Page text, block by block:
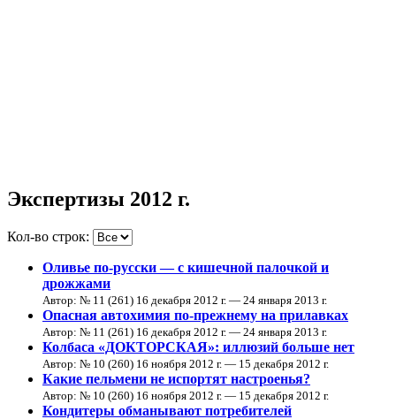
Экспертизы 2012 г.
Кол-во строк:
Оливье по-русски — с кишечной палочкой и
дрожжами
Автор: № 11 (261) 16 декабря 2012 г. — 24 января 2013 г.
Опасная автохимия по-прежнему на прилавках
Автор: № 11 (261) 16 декабря 2012 г. — 24 января 2013 г.
Колбаса «ДОКТОРСКАЯ»: иллюзий больше нет
Автор: № 10 (260) 16 ноября 2012 г. — 15 декабря 2012 г.
Какие пельмени не испортят настроенья?
Автор: № 10 (260) 16 ноября 2012 г. — 15 декабря 2012 г.
Кондитеры обманывают потребителей